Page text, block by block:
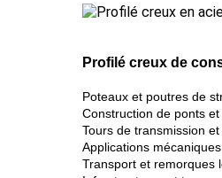
Profilé creux de
Poteaux et poutres de
Construction de ponts
Tours de transmission
Applications
Transport et remorques